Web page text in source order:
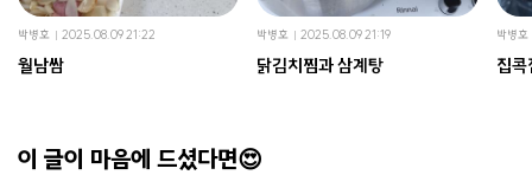
박병호 2025.08.09 21:22
월남쌈
박병호 2025.08.09 21:19
닭김치찜과 삼계탕
박병호
집콕
이 글이 마음에 드셨다면😍